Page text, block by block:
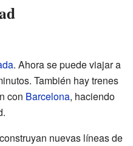
. Ahora se puede viajar a
También hay trenes
con Barcelona, haciendo
nuevas líneas de